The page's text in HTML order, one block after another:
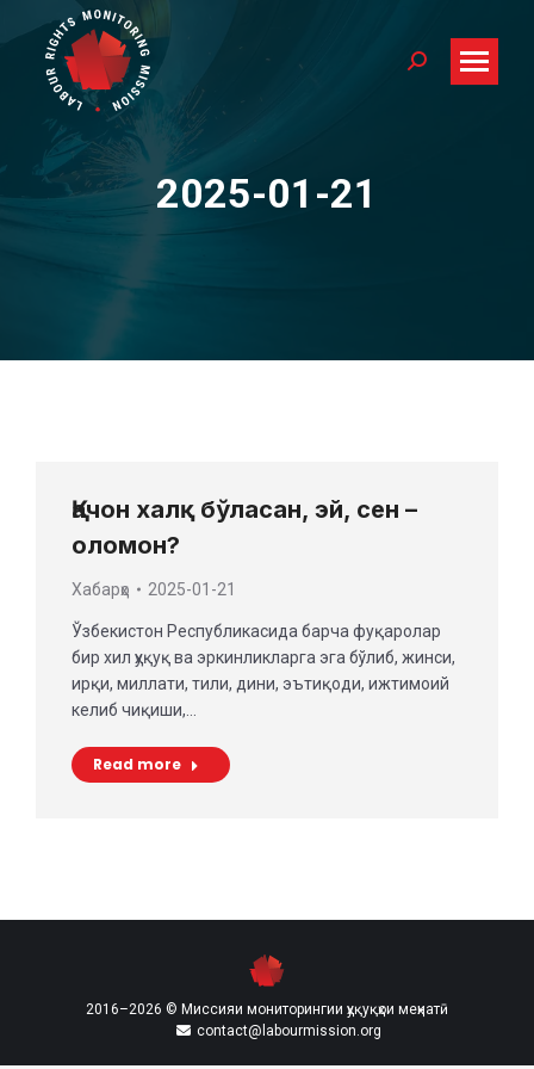
Search:
2025-01-21
You are here:
Қачон халқ бўласан, эй, сен –
оломон?
Хабарҳо 2025-01-21
Ўзбекистон Республикасида барча фуқаролар
бир хил ҳуқуқ ва эркинликларга эга бўлиб, жинси,
ирқи, миллати, тили, дини, эътиқоди, ижтимоий
келиб чиқиши,…
Read more
2016–2026 © Миссияи мониторингии ҳуқуқҳои меҳнатӣ
contact@labourmission.org